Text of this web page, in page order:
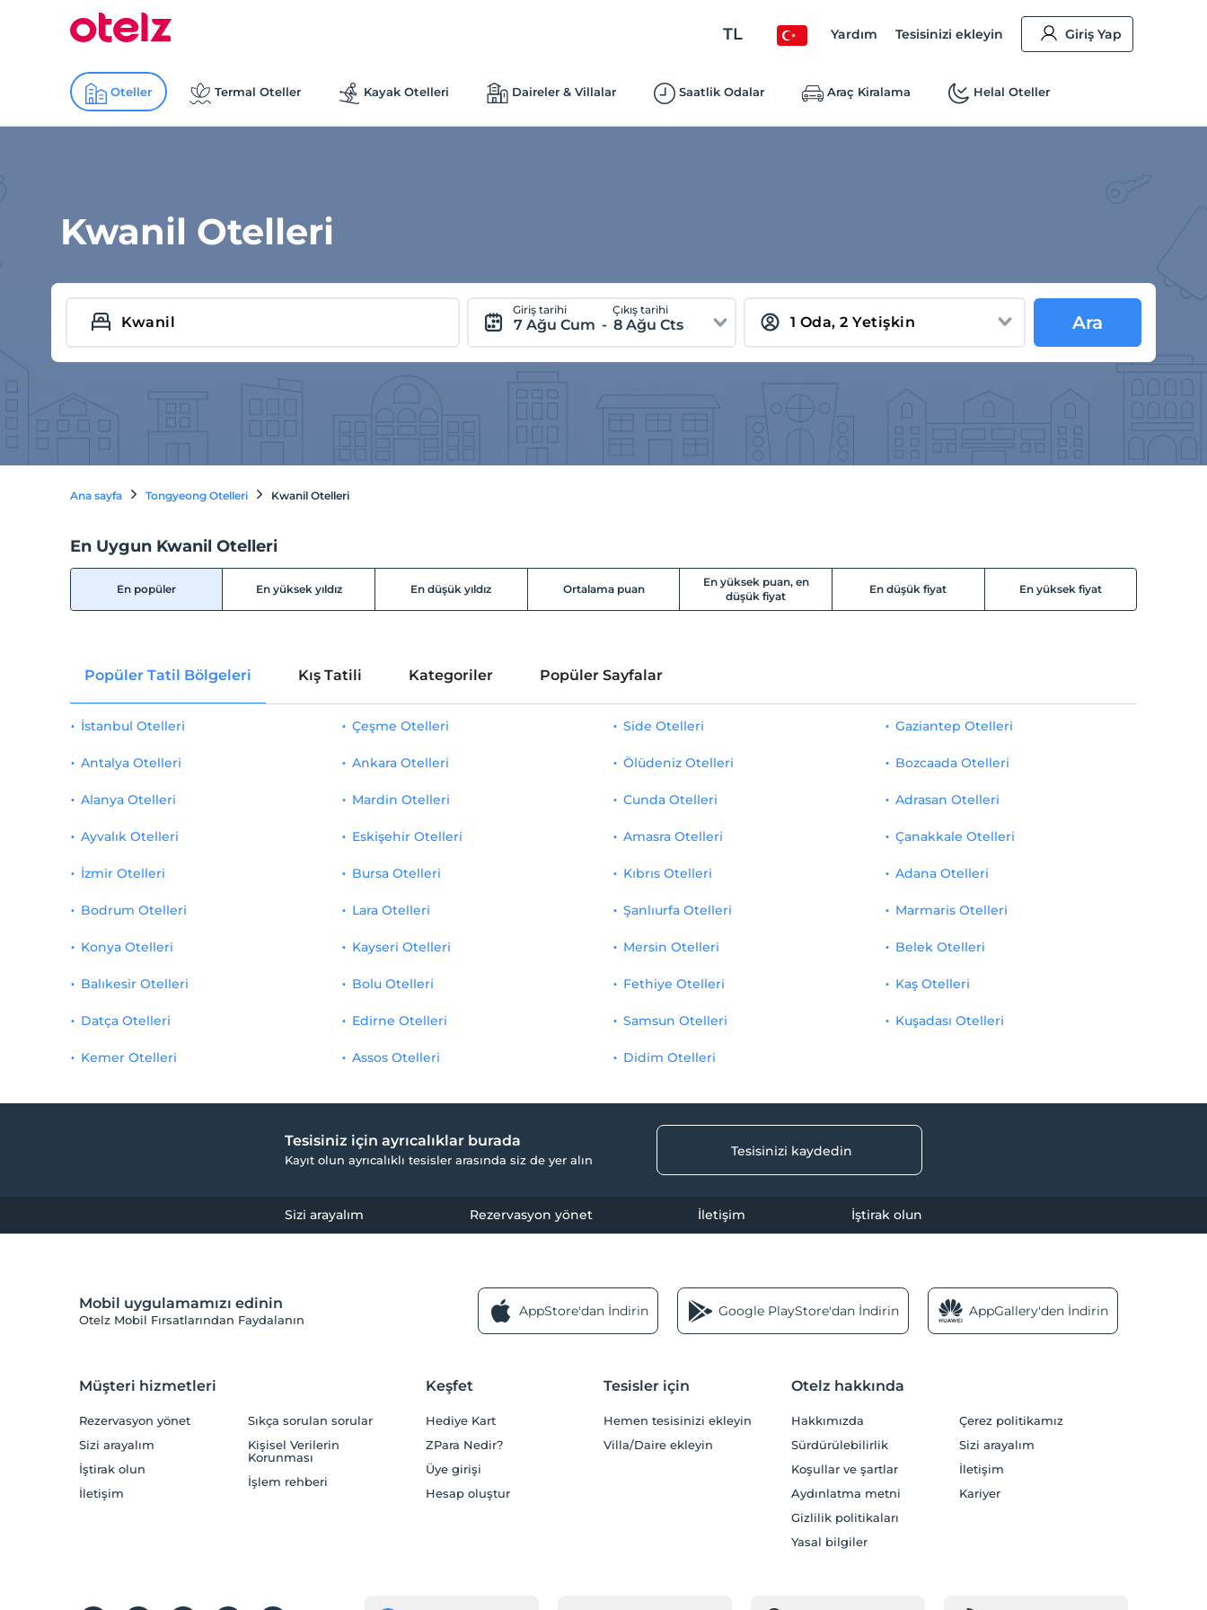
TL Yardım Tesisinizi ekleyin Giriş Yap
Oteller Termal Oteller Kayak Otelleri Daireler & Villalar Saatlik Odalar Araç Kiralama Helal Oteller
Kwanil Otelleri
Giriş tarihi
7 Ağu Cum -
Çıkış tarihi
8 Ağu Cts Ara
Ana sayfa Tongyeong Otelleri Kwanil Otelleri
En Uygun Kwanil Otelleri
En popüler En yüksek yıldız En düşük yıldız Ortalama puan
En yüksek puan, en
düşük fiyat
En düşük fiyat En yüksek fiyat
Popüler Tatil Bölgeleri Kış Tatili Kategoriler Popüler Sayfalar
İstanbul Otelleri
Antalya Otelleri
Alanya Otelleri
Ayvalık Otelleri
İzmir Otelleri
Çeşme Otelleri
Ankara Otelleri
Mardin Otelleri
Eskişehir Otelleri
Bursa Otelleri
Side Otelleri
Ölüdeniz Otelleri
Cunda Otelleri
Amasra Otelleri
Kıbrıs Otelleri
Gaziantep Otelleri
Bozcaada Otelleri
Adrasan Otelleri
Çanakkale Otelleri
Adana Otelleri
Bodrum Otelleri
Konya Otelleri
Balıkesir Otelleri
Datça Otelleri
Kemer Otelleri
Lara Otelleri
Kayseri Otelleri
Bolu Otelleri
Edirne Otelleri
Assos Otelleri
Şanlıurfa Otelleri
Mersin Otelleri
Fethiye Otelleri
Samsun Otelleri
Didim Otelleri
Marmaris Otelleri
Belek Otelleri
Kaş Otelleri
Kuşadası Otelleri
Tesisiniz için ayrıcalıklar burada
Kayıt olun ayrıcalıklı tesisler arasında siz de yer alın
Tesisinizi kaydedin
Sizi arayalım Rezervasyon yönet İletişim İştirak olun
Mobil uygulamamızı edinin
Otelz Mobil Fırsatlarından Faydalanın
AppStore'dan İndirin Google PlayStore'dan İndirin AppGallery'den İndirin
Müşteri hizmetleri
Rezervasyon yönet
Sizi arayalım
İştirak olun
İletişim
Sıkça sorulan sorular
Kişisel Verilerin
Korunması
İşlem rehberi
Keşfet
Hediye Kart
ZPara Nedir?
Üye girişi
Hesap oluştur
Tesisler için
Hemen tesisinizi ekleyin
Villa/Daire ekleyin
Otelz hakkında
Hakkımızda
Sürdürülebilirlik
Koşullar ve şartlar
Aydınlatma metni
Gizlilik politikaları
Yasal bilgiler
Çerez politikamız
Sizi arayalım
İletişim
Kariyer